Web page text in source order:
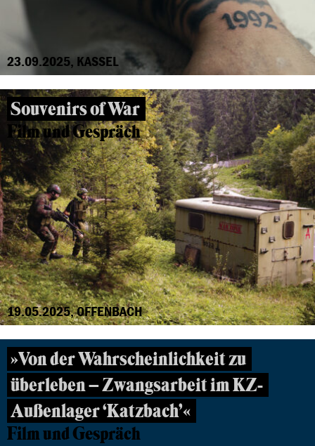
23.09.2025, KASSEL
Souvenirs of War
Film und Gespräch
19.05.2025, OFFENBACH
»Von der Wahrscheinlichkeit zu
überleben – Zwangsarbeit im KZ-
Außenlager ‘Katzbach’«
Film und Gespräch